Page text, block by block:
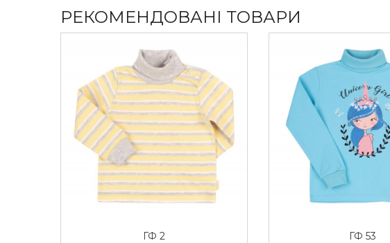
РЕКОМЕНДОВАНІ ТОВАРИ
ГФ 2 ГФ 53